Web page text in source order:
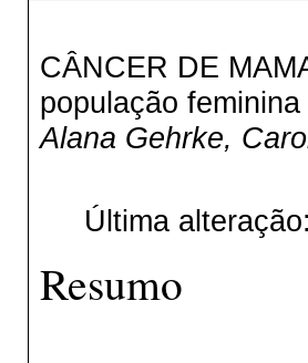
CÂNCER DE
população feminina
Alana Gehrke,
Última
Resumo